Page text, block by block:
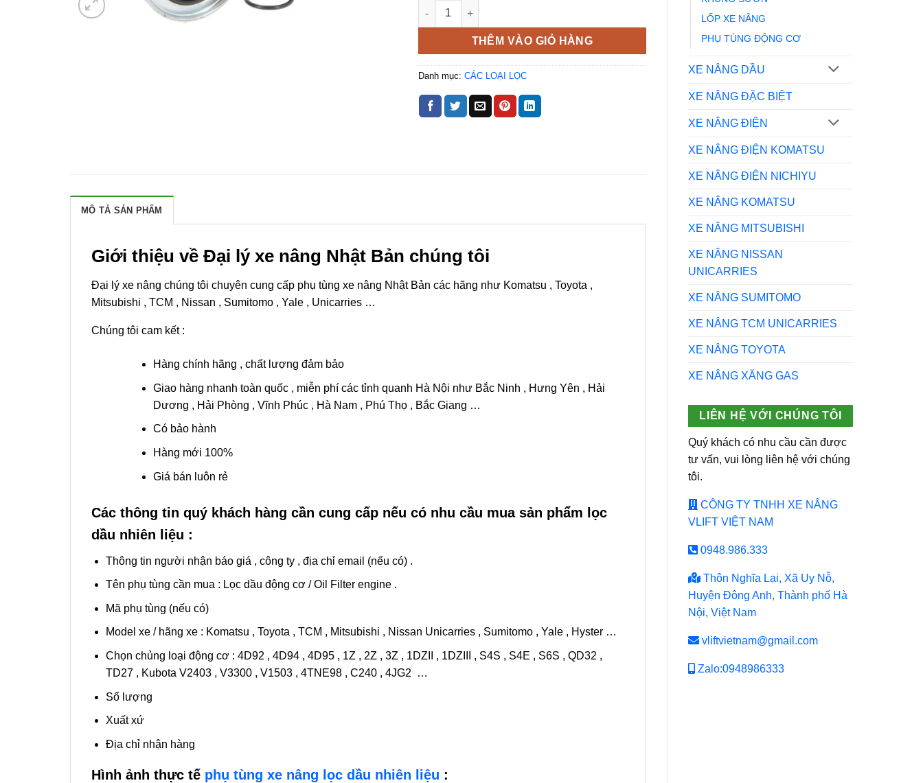
LỐP XE NÂNG
PHỤ TÙNG ĐỘNG CƠ
XE NÂNG DẦU
XE NÂNG ĐẶC BIỆT
XE NÂNG ĐIỆN
XE NÂNG ĐIỆN KOMATSU
XE NÂNG ĐIỆN NICHIYU
XE NÂNG KOMATSU
XE NÂNG MITSUBISHI
XE NÂNG NISSAN
UNICARRIES
XE NÂNG SUMITOMO
XE NÂNG TCM UNICARRIES
XE NÂNG TOYOTA
XE NÂNG XĂNG GAS
LIÊN HỆ VỚI CHÚNG TÔI
Quý khách có nhu cầu cần được
tư vấn, vui lòng liên hệ với chúng
tôi.
CÔNG TY TNHH XE NÂNG
VLIFT VIỆT NAM
0948.986.333
Thôn Nghĩa Lại, Xã Uy Nỗ,
Huyện Đông Anh, Thành phố Hà
Nội, Việt Nam
vliftvietnam@gmail.com
Zalo:0948986333
Lọc dầu nhiên liệu số lượng
THÊM VÀO GIỎ HÀNG
Danh mục: CÁC LOẠI LỌC
MÔ TẢ SẢN PHẨM
Giới thiệu về Đại lý xe nâng Nhật Bản chúng tôi
Đại lý xe nâng chúng tôi chuyên cung cấp phụ tùng xe nâng Nhật Bản các hãng như Komatsu , Toyota ,
Mitsubishi , TCM , Nissan , Sumitomo , Yale , Unicarries …
Chúng tôi cam kết :
Hàng chính hãng , chất lượng đảm bảo
Giao hàng nhanh toàn quốc , miễn phí các tỉnh quanh Hà Nội như Bắc Ninh , Hưng Yên , Hải
Dương , Hải Phòng , Vĩnh Phúc , Hà Nam , Phú Thọ , Bắc Giang …
Có bảo hành
Hàng mới 100%
Giá bán luôn rẻ
Các thông tin quý khách hàng cần cung cấp nếu có nhu cầu mua sản phẩm lọc
dầu nhiên liệu :
Thông tin người nhận báo giá , công ty , địa chỉ email (nếu có) .
Tên phụ tùng cần mua : Lọc dầu động cơ / Oil Filter engine .
Mã phụ tùng (nếu có)
Model xe / hãng xe : Komatsu , Toyota , TCM , Mitsubishi , Nissan Unicarries , Sumitomo , Yale , Hyster …
Chọn chủng loại động cơ : 4D92 , 4D94 , 4D95 , 1Z , 2Z , 3Z , 1DZII , 1DZIII , S4S , S4E , S6S , QD32 ,
TD27 , Kubota V2403 , V3300 , V1503 , 4TNE98 , C240 , 4JG2 …
Số lượng
Xuất xứ
Địa chỉ nhận hàng
Hình ảnh thực tế phụ tùng xe nâng lọc dầu nhiên liệu :